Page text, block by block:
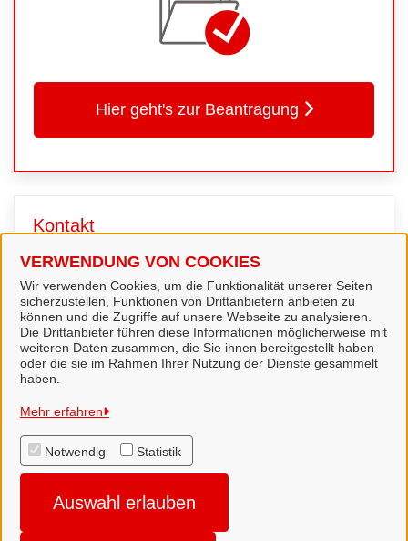
VERWENDUNG VON COOKIES
Wir verwenden Cookies, um die Funktionalität unserer Seiten
sicherzustellen, Funktionen von Drittanbietern anbieten zu
können und die Zugriffe auf unsere Webseite zu analysieren.
Die Drittanbieter führen diese Informationen möglicherweise mit
weiteren Daten zusammen, die Sie ihnen bereitgestellt haben
oder die sie im Rahmen Ihrer Nutzung der Dienste gesammelt
haben.
Mehr erfahren
Notwendig Statistik
Auswahl erlauben
Hier geht's zur Beantragung
Kontakt
Amt 204 - Ordnungsamt
Landkreis Hildesheim
Alle Rechte vorbehalten